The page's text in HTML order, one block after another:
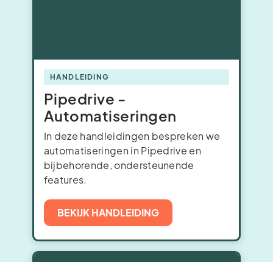
HANDLEIDING
Pipedrive -
Automatiseringen
In deze handleidingen bespreken we
automatiseringen in Pipedrive en
bijbehorende, ondersteunende
features.
BEKIJK HANDLEIDING